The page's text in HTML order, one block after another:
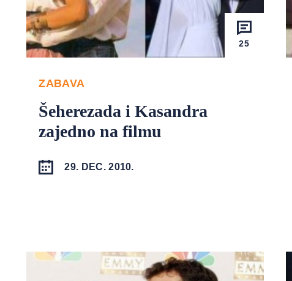
25
ZABAVA
Šeherezada i Kasandra
zajedno na filmu
29. DEC. 2010.